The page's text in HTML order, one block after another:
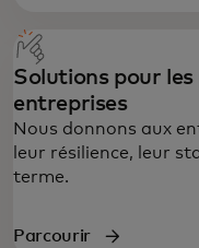
Solutions pour
entreprises
Nous donnons aux
leur résilience, leur
terme.
Parcourir